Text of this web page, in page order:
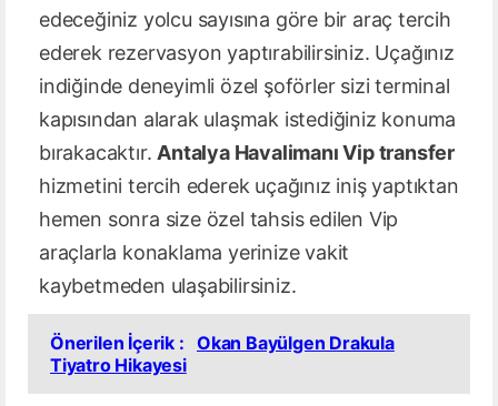
edeceğiniz yolcu sayısına göre bir araç tercih
ederek rezervasyon yaptırabilirsiniz. Uçağınız
indiğinde deneyimli özel şoförler sizi terminal
kapısından alarak ulaşmak istediğiniz konuma
bırakacaktır. Antalya Havalimanı Vip transfer
hizmetini tercih ederek uçağınız iniş yaptıktan
hemen sonra size özel tahsis edilen Vip
araçlarla konaklama yerinize vakit
kaybetmeden ulaşabilirsiniz.
Önerilen İçerik :
Okan Bayülgen Drakula
Tiyatro Hikayesi